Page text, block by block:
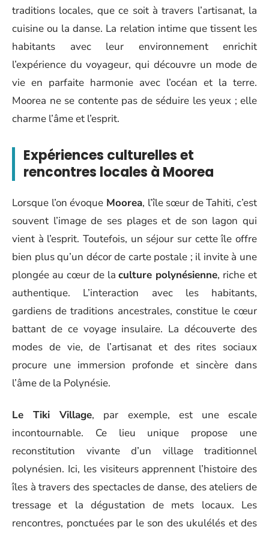
traditions locales, que ce soit à travers l’artisanat, la
cuisine ou la danse. La relation intime que tissent les
habitants avec leur environnement enrichit
l’expérience du voyageur, qui découvre un mode de
vie en parfaite harmonie avec l’océan et la terre.
Moorea ne se contente pas de séduire les yeux ; elle
charme l’âme et l’esprit.
Expériences culturelles et
rencontres locales à Moorea
Lorsque l’on évoque Moorea, l’île sœur de Tahiti, c’est
souvent l’image de ses plages et de son lagon qui
vient à l’esprit. Toutefois, un séjour sur cette île offre
bien plus qu’un décor de carte postale ; il invite à une
plongée au cœur de laculture polynésienne, riche et
authentique. L’interaction avec les habitants,
gardiens de traditions ancestrales, constitue le cœur
battant de ce voyage insulaire. La découverte des
modes de vie, de l’artisanat et des rites sociaux
procure une immersion profonde et sincère dans
l’âme de la Polynésie.
Le Tiki Village, par exemple, est une escale
incontournable. Ce lieu unique propose une
reconstitution vivante d’un village traditionnel
polynésien. Ici, les visiteurs apprennent l’histoire des
îles à travers des spectacles de danse, des ateliers de
tressage et la dégustation de mets locaux. Les
rencontres, ponctuées par le son des ukulélés et des